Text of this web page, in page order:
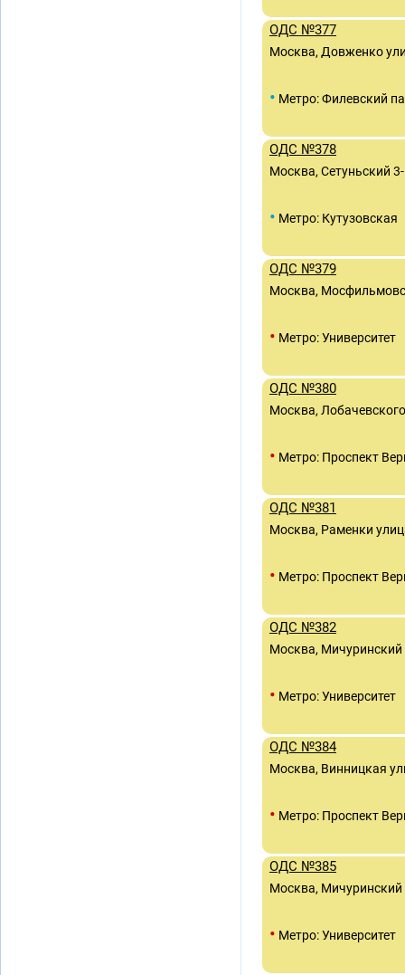
ОДС №377
Москва, Довженко
• Метро: Филевский
ОДС №378
Москва, Сетуньский
• Метро: Кутузовская
ОДС №379
Москва,
• Метро: Университет
ОДС №380
Москва,
• Метро: Проспект
ОДС №381
Москва, Раменки
• Метро: Проспект
ОДС №382
Москва, Мичуринский
• Метро: Университет
ОДС №384
Москва, Винницкая
• Метро: Проспект
ОДС №385
Москва, Мичуринский
• Метро: Университет